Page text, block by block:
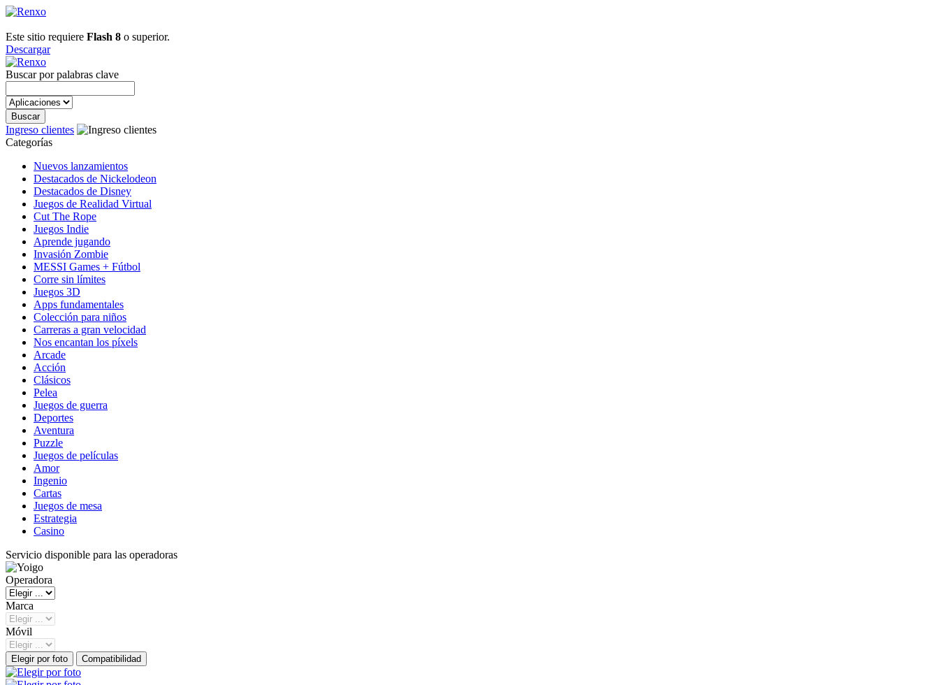
Este sitio requiere Flash 8 o superior.
Descargar
Buscar por palabras clave
Ingreso clientes
Categorías
Nuevos lanzamientos
Destacados de Nickelodeon
Destacados de Disney
Juegos de Realidad Virtual
Cut The Rope
Juegos Indie
Aprende jugando
Invasión Zombie
MESSI Games + Fútbol
Corre sin límites
Juegos 3D
Apps fundamentales
Colección para niños
Carreras a gran velocidad
Nos encantan los píxels
Arcade
Acción
Clásicos
Pelea
Juegos de guerra
Deportes
Aventura
Puzzle
Juegos de películas
Amor
Ingenio
Cartas
Juegos de mesa
Estrategia
Casino
Servicio disponible para las operadoras
Operadora
Marca
Móvil